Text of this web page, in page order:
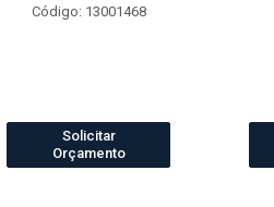
Código: 13001468
Solicitar
Orçamento